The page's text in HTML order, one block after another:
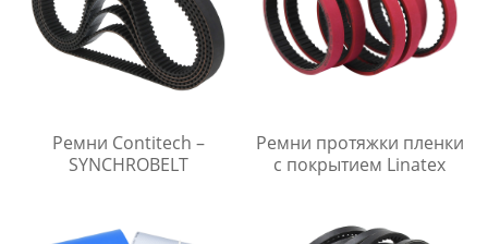
Ремни Contitech –
SYNCHROBELT
Ремни протяжки пленки
с покрытием Linatex